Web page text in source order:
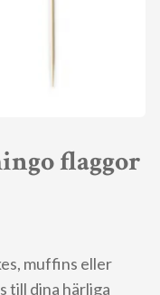
flaggor
muffins eller
till dina härliga